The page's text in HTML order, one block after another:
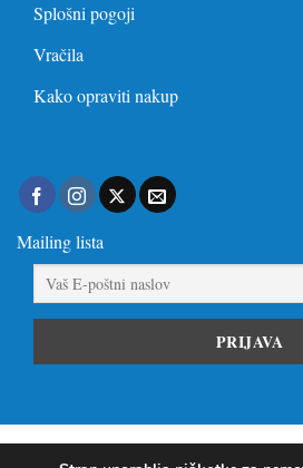
Splošni pogoji
Vračila
Kako opraviti nakup
Mailing lista
Visa PayPal